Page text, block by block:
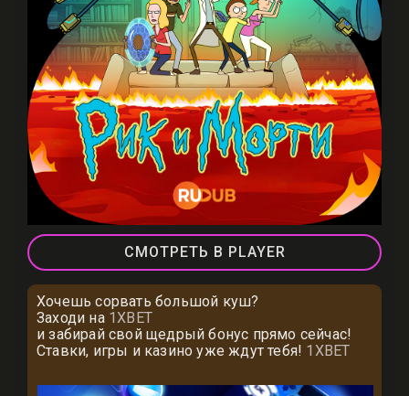
СМОТРЕТЬ В PLAYER
Хочешь сорвать большой куш?
Заходи на 1XBET
и забирай свой щедрый бонус прямо сейчас!
Ставки, игры и казино уже ждут тебя! 1XBET